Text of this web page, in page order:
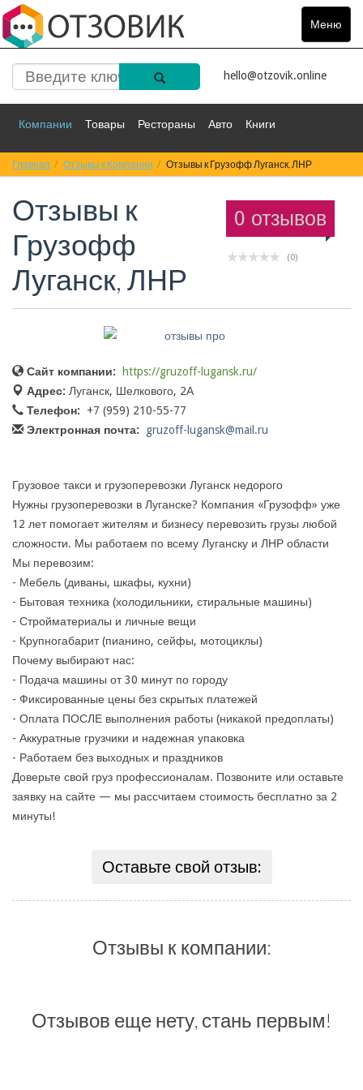
Меню
Toggle
hello@otzovik.online
Компании Товары Рестораны Авто Книги
Спорт Фильмы Деньги Путешествия
Красота Здоровье
Главная Отзывы к Компании Отзывы к Грузофф Луганск, ЛНР
0 отзывов
(0)
Отзывы к
Грузофф
Луганск, ЛНР
Сайт компании:
https://gruzoff-lugansk.ru/
Адрес: Луганск, Шелкового, 2А
Телефон:
+7 (959) 210-55-77
Электронная почта:
gruzoff-lugansk@mail.ru
Грузовое такси и грузоперевозки Луганск недорого
Нужны грузоперевозки в Луганске? Компания «Грузофф» уже
12 лет помогает жителям и бизнесу перевозить грузы любой
сложности. Мы работаем по всему Луганску и ЛНР области
Мы перевозим:
- Мебель (диваны, шкафы, кухни)
- Бытовая техника (холодильники, стиральные машины)
- Стройматериалы и личные вещи
- Крупногабарит (пианино, сейфы, мотоциклы)
Почему выбирают нас:
- Подача машины от 30 минут по городу
- Фиксированные цены без скрытых платежей
- Оплата ПОСЛЕ выполнения работы (никакой предоплаты)
- Аккуратные грузчики и надежная упаковка
- Работаем без выходных и праздников
Доверьте свой груз профессионалам. Позвоните или оставьте
заявку на сайте — мы рассчитаем стоимость бесплатно за 2
минуты!
Оставьте свой отзыв:
Отзывы к компании:
Отзывов еще нету, стань первым!